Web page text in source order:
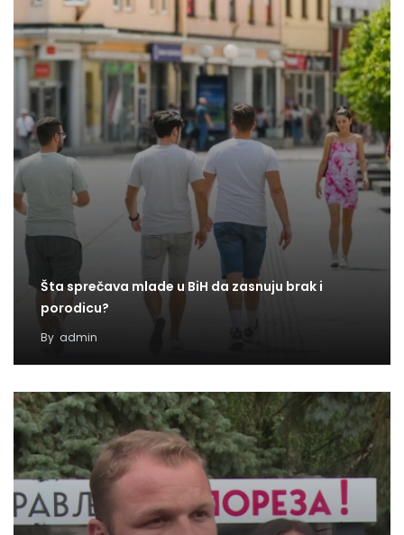
Šta sprečava mlade u BiH da zasnuju brak i
porodicu?
By admin